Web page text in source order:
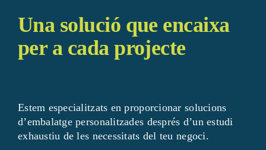
Una solució que encaixa
per a cada projecte
Estem especialitzats en proporcionar solucions
d’embalatge personalitzades després d’un estudi
exhaustiu de les necessitats del teu negoci.